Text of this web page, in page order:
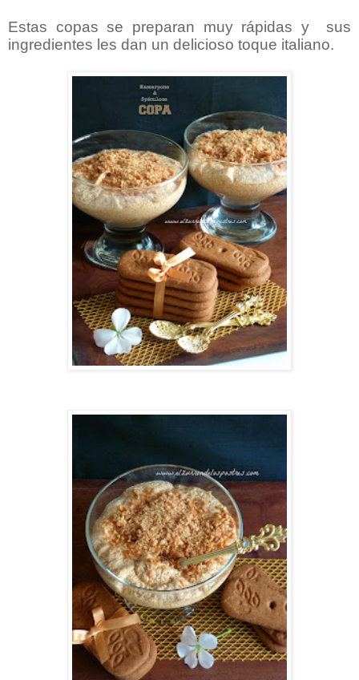
Estas copas se preparan muy rápidas y sus
ingredientes les dan un delicioso toque italiano.